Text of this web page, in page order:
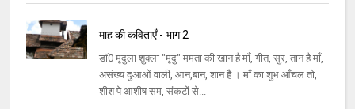
माह की कविताएँ - भाग 2
डॉ0 मृदुला शुक्ला "मृदु" ममता की खान है माँ, गीत, सुर, तान है माँ,
असंख्य दुआओं वाली, आन,बान, शान है । माँ का शुभ आँचल तो,
शीश पे आशीष सम, संकटों से...